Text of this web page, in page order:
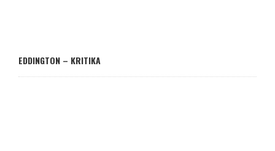
EDDINGTON – KRITIKA